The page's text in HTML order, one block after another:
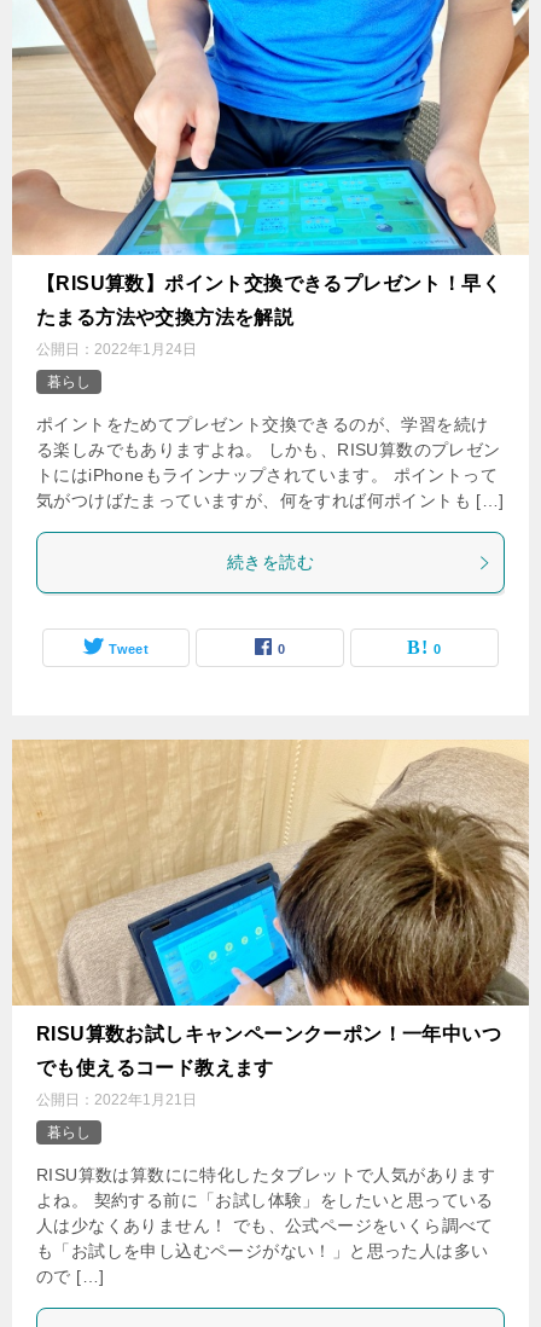
‌【RISU算数】ポイント交換できるプレゼント！早く
たまる方法や交換方法を解説
公開日： 2022年1月24日
暮らし
ポイントをためてプレゼント交換できるのが、学習を続け
る楽しみでもありますよね。 しかも、RISU算数のプレゼン
トにはiPhoneもラインナップされています。 ポイントって
気がつけばたまっていますが、何をすれば何ポイントも […]
続きを読む
Tweet 0 0
‌RISU算数お試しキャンペーンクーポン！一年中いつ
でも使えるコード教えます
公開日： 2022年1月21日
暮らし
RISU算数は算数にに特化したタブレットで人気があります
よね。 契約する前に「お試し体験」をしたいと思っている
人は少なくありません！ でも、公式ページをいくら調べて
も「お試しを申し込むページがない！」と思った人は多い
ので […]